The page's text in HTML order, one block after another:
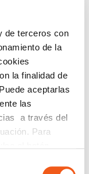
de terceros con
de la
la finalidad de
aceptarlas
las
a través del
Para
LOPDGDD,